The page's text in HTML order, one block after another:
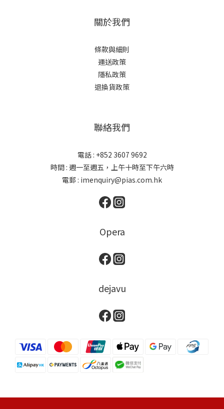
關於我們
條款與細則
運送政策
隱私政策
退換貨政策
聯絡我們
電話 : +852 3607 9692
時間 : 週一至週五，上午十時至下午六時
電郵 : imenquiry@pias.com.hk
Opera
dejavu